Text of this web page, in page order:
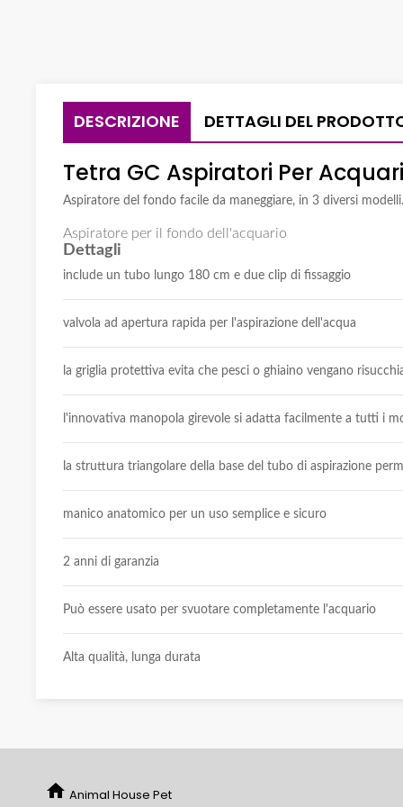
DESCRIZIONE DETTAGLI DEL
Tetra GC Aspiratori Per
Aspiratore del fondo facile da maneggiare, in 3 diversi modelli.
Aspiratore per il fondo dell'acquario
Dettagli
include un tubo lungo 180 cm e due clip di fissaggio
valvola ad apertura rapida per l'aspirazione dell'acqua
la griglia protettiva evita che pesci o ghiaino vengano
l'innovativa manopola girevole si adatta facilmente a tutti i
la struttura triangolare della base del tubo di aspirazione
manico anatomico per un uso semplice e sicuro
2 anni di garanzia
Può essere usato per svuotare completamente l'acquario
Alta qualità, lunga durata
home Animal House Pet